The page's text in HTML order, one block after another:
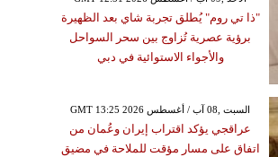
"ذا تي روم" يُطلق تجربة شاي بعد الظهيرة
برؤية عصرية تُزاوج بين سحر السواحل
والأجواء الاستوائية في دبي
GMT 13:25 2026 السبت ,08 آب / أغسطس
عراقجي يؤكد اقتراب إيران وعُمان من
اتفاق على مسار مؤقت للملاحة في مضيق